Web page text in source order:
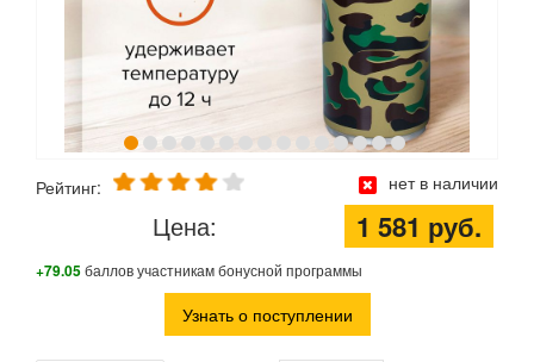
Рейтинг: нет в наличии
Цена: 1 581 руб.
+79.05баллов участникам бонусной программы
Узнать о поступлении